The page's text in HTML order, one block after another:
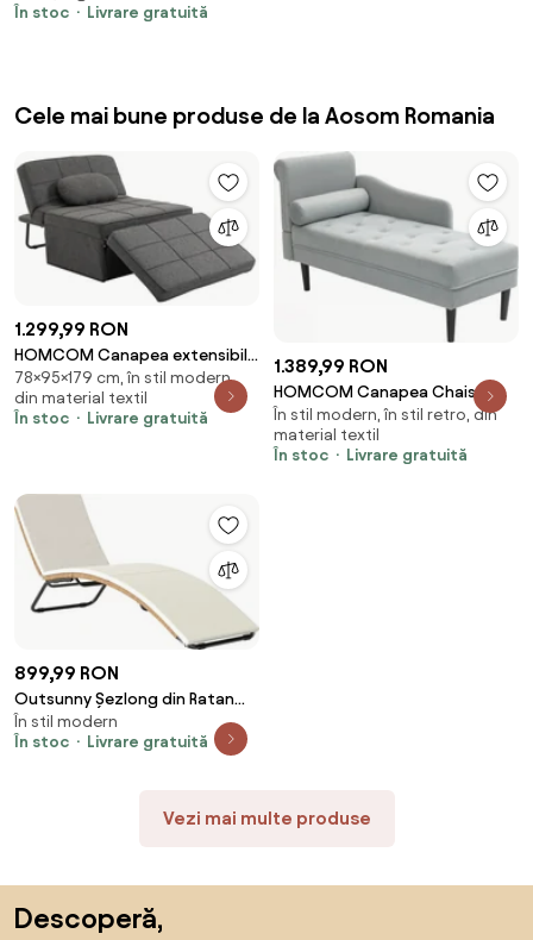
În stoc
Livrare gratuită
Cele mai bune produse de la Aosom Romania
1.299,99 RON
HOMCOM Canapea extensibilă
cu Spătar Reglabil pe 5 Nivele și
Pernă Suplimentară, 95x179x78
cm, Gri | Aosom Romania
78×95×179 cm, în stil modern,
din material textil
În stoc
Livrare gratuită
1.389,99 RON
HOMCOM Canapea Chaise
Longue cu tapițerie cu efect
de catifea, gri | Aosom Romania
În stil modern, în stil retro, din
material textil
În stoc
Livrare gratuită
899,99 RON
Outsunny Șezlong din Ratan
Forma S cu Pernă, Șezlong de
Grădină cu Structură din Oțel,
În stil modern
În stoc
Livrare gratuită
Vezi mai multe produse
Descoperă,